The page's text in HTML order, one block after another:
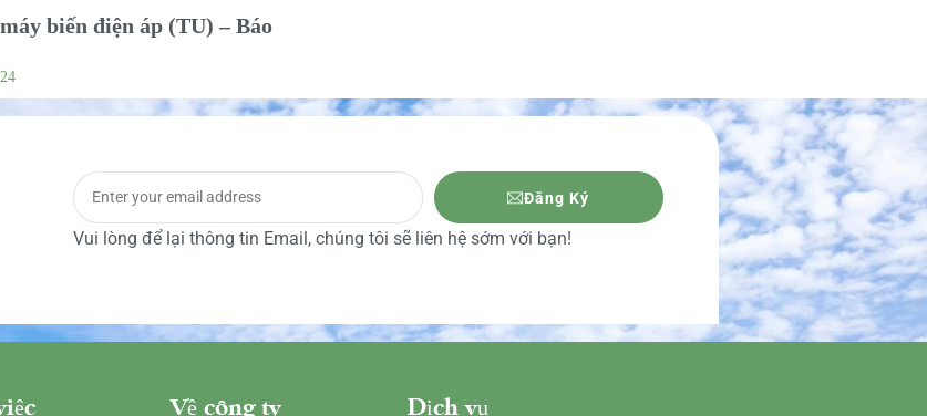
biến điện áp (TU) – Báo
Đăng Ký
Vui lòng để lại thông tin Email, chúng tôi sẽ liên hệ sớm với bạn!
Về công ty Dịch vụ